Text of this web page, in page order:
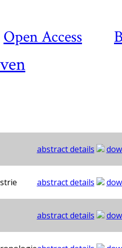
Open Access
abstract details
abstract details
abstract details